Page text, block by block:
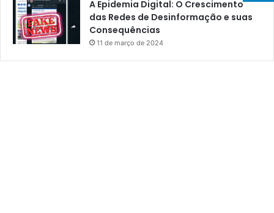
A Epidemia Digital: O Crescimento
das Redes de Desinformação e suas
Consequências
11 de março de 2024